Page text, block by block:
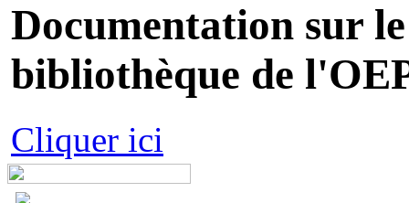
Documentation sur
bibliothèque de
Cliquer ici